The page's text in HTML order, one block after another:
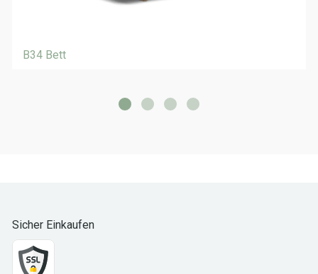
B34 Bett
Sicher Einkaufen